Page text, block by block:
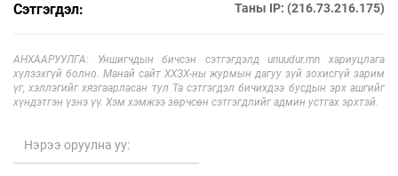
Сэтгэгдэл: Таны IP: (216.73.216.175)
АНХААРУУЛГА: Уншигчдын бичсэн сэтгэгдэлд unuudur.mn хариуцлага
хүлээхгүй болно. Манай сайт ХХЗХ-ны журмын дагуу зүй зохисгүй зарим
үг, хэллэгийг хязгаарласан тул Та сэтгэгдэл бичихдээ бусдын эрх ашгийг
хүндэтгэн үзнэ үү. Хэм хэмжээ зөрчсөн сэтгэгдлийг админ устгах эрхтэй.